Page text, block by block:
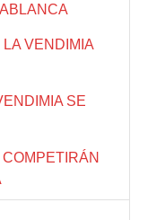
VENDIMIA
SE